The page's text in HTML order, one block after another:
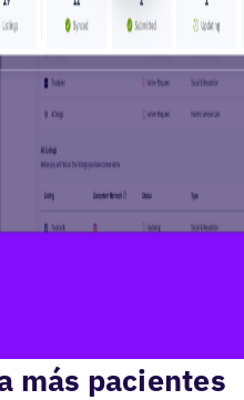
más pacientes